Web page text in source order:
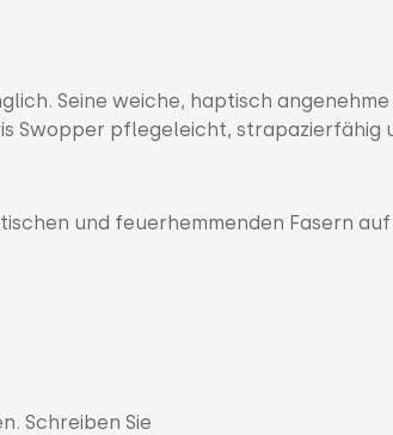
Seine weiche, haptisch angenehme
Swopper pflegeleicht, strapazierfähig
und feuerhemmenden Fasern
Schreiben Sie